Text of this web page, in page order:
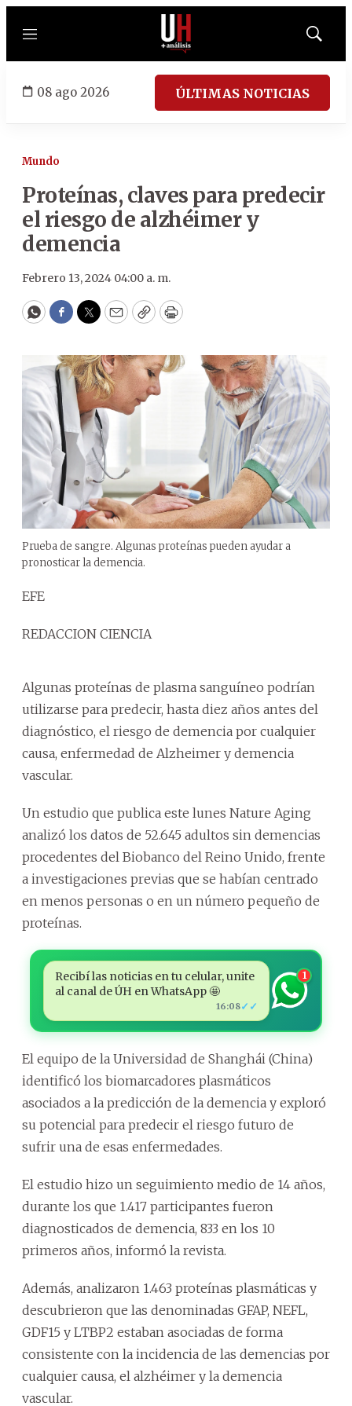
Menú
Mostrar
08 ago 2026 ÚLTIMAS NOTICIAS
Mundo
Proteínas, claves para predecir
el riesgo de alzhéimer y
demencia
Febrero 13, 2024 04:00 a. m.
WhatsApp
Facebook
Twitter
EmailCopyPrint
Prueba de sangre. Algunas proteínas pueden ayudar a
pronosticar la demencia.
EFE
REDACCION CIENCIA
Algunas proteínas de plasma sanguíneo podrían
utilizarse para predecir, hasta diez años antes del
diagnóstico, el riesgo de demencia por cualquier
causa, enfermedad de Alzheimer y demencia
vascular.
Un estudio que publica este lunes Nature Aging
analizó los datos de 52.645 adultos sin demencias
procedentes del Biobanco del Reino Unido, frente
a investigaciones previas que se habían centrado
en menos personas o en un número pequeño de
proteínas.
Recibí las noticias en tu celular, unite
al canal de ÚH en WhatsApp 🤩
16:08✓✓
1
El equipo de la Universidad de Shanghái (China)
identificó los biomarcadores plasmáticos
asociados a la predicción de la demencia y exploró
su potencial para predecir el riesgo futuro de
sufrir una de esas enfermedades.
El estudio hizo un seguimiento medio de 14 años,
durante los que 1.417 participantes fueron
diagnosticados de demencia, 833 en los 10
primeros años, informó la revista.
Además, analizaron 1.463 proteínas plasmáticas y
descubrieron que las denominadas GFAP, NEFL,
GDF15 y LTBP2 estaban asociadas de forma
consistente con la incidencia de las demencias por
cualquier causa, el alzhéimer y la demencia
vascular.